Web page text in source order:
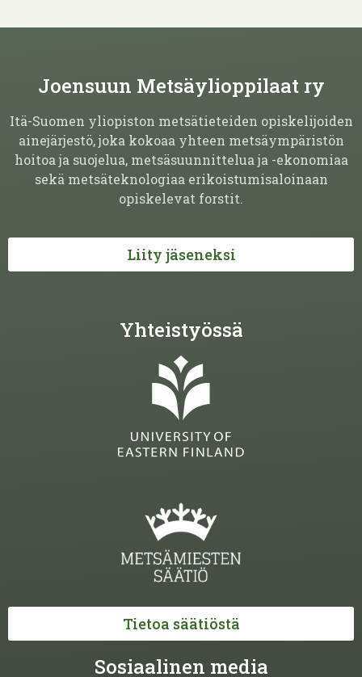
Joensuun Metsäylioppilaat ry
Itä-Suomen yliopiston metsätieteiden opiskelijoiden
ainejärjestö, joka kokoaa yhteen metsäympäristön
hoitoa ja suojelua, metsäsuunnittelua ja -ekonomiaa
sekä metsäteknologiaa erikoistumisaloinaan
opiskelevat forstit.
Liity jäseneksi
Yhteistyössä
Tietoa säätiöstä
Sosiaalinen media